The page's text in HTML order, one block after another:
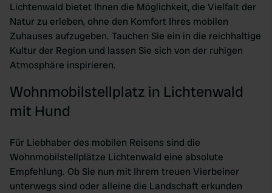
Lichtenwald bietet Ihnen die Möglichkeit, die Vielfalt der
Natur zu erleben, ohne den Komfort Ihres mobilen
Zuhauses aufzugeben. Tauchen Sie ein in die reichhaltige
Kultur der Region und lassen Sie sich von der ruhigen
Atmosphäre inspirieren.
Wohnmobilstellplatz in Lichtenwald
mit Hund
Für Liebhaber des mobilen Reisens sind die
Wohnmobilstellplätze Lichtenwald eine absolute
Empfehlung. Ob Sie nun mit Ihrem treuen Vierbeiner
unterwegs sind oder alleine die Landschaft erkunden